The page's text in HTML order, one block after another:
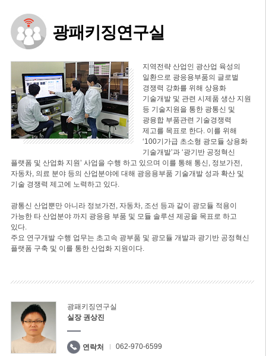
광패키징연구실
지역전략 산업인 광산업 육성의
일환으로 광응용부품의 글로벌
경쟁력 강화를 위해 상용화
기술개발 및 관련 시제품 생산 지원
등 기술지원을 통한 광통신 및
광융합 부품관련 기술경쟁력
제고를 목표로 한다. 이를 위해
‘100기가급 초소형 광모듈 상용화
기술개발’과 ‘광기반 공정혁신
플랫폼 및 산업화 지원’ 사업을 수행 하고 있으며 이를 통해 통신, 정보가전,
자동차, 의료 분야 등의 산업분야에 대해 광응용부품 기술개발 성과 확산 및
기술 경쟁력 제고에 노력하고 있다.
광통신 산업뿐만 아니라 정보가전, 자동차, 조선 등과 같이 광모듈 적용이
가능한 타 산업분야 까지 광응용 부품 및 모듈 솔루션 제공을 목표로 하고
있다.
주요 연구개발 수행 업무는 초고속 광부품 및 광모듈 개발과 광기반 공정혁신
플랫폼 구축 및 이를 통한 산업화 지원이다.
광패키징연구실
실장 권상진
연락처 062-970-6599